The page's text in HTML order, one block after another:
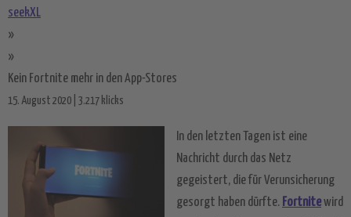
seekXL
»
»
Kein Fortnite mehr in den App-Stores
15. August 2020 | 3.217 klicks
In den letzten Tagen ist eine
Nachricht durch das Netz
gegeistert, die für Verunsicherung
gesorgt haben dürfte. Fortnitewird